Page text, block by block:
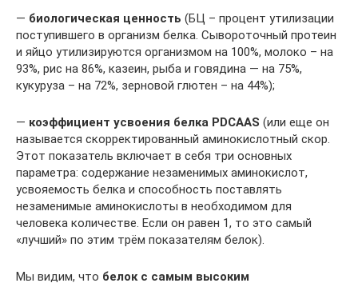
— биологическая ценность (БЦ – процент утилизации
поступившего в организм белка. Сывороточный протеин
и яйцо утилизируются организмом на 100%, молоко – на
93%, рис на 86%, казеин, рыба и говядина — на 75%,
кукуруза – на 72%, зерновой глютен – на 44%);
— коэффициент усвоения белка PDCAAS (или еще он
называется скорректированный аминокислотный скор.
Этот показатель включает в себя три основных
параметра: содержание незаменимых аминокислот,
усвояемость белка и способность поставлять
незаменимые аминокислоты в необходимом для
человека количестве. Если он равен 1, то это самый
«лучший» по этим трём показателям белок).
Мы видим, что белок с самым высоким